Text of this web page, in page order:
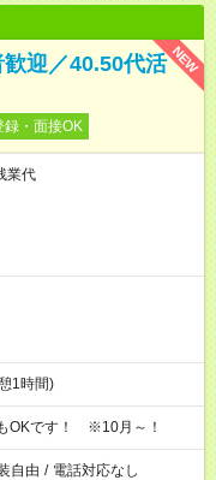
NEW
歓迎／40.50代活
録・面接OK
業代
1時間)
OKです！ ※10月～！
自由 / 電話対応なし